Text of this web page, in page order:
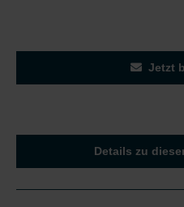
Jetzt
Details zu